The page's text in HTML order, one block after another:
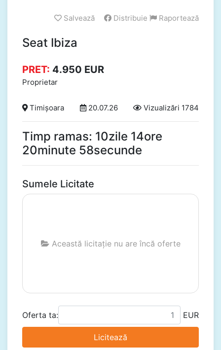
Salvează Distribuie Raportează
Seat Ibiza
PRET: 4.950 EUR
Proprietar
Timișoara 20.07.26 Vizualizări 1784
Timp ramas: 10zile 14ore
20minute 57secunde
Sumele Licitate
Această licitație nu are încă oferte
Oferta ta: EUR
Licitează